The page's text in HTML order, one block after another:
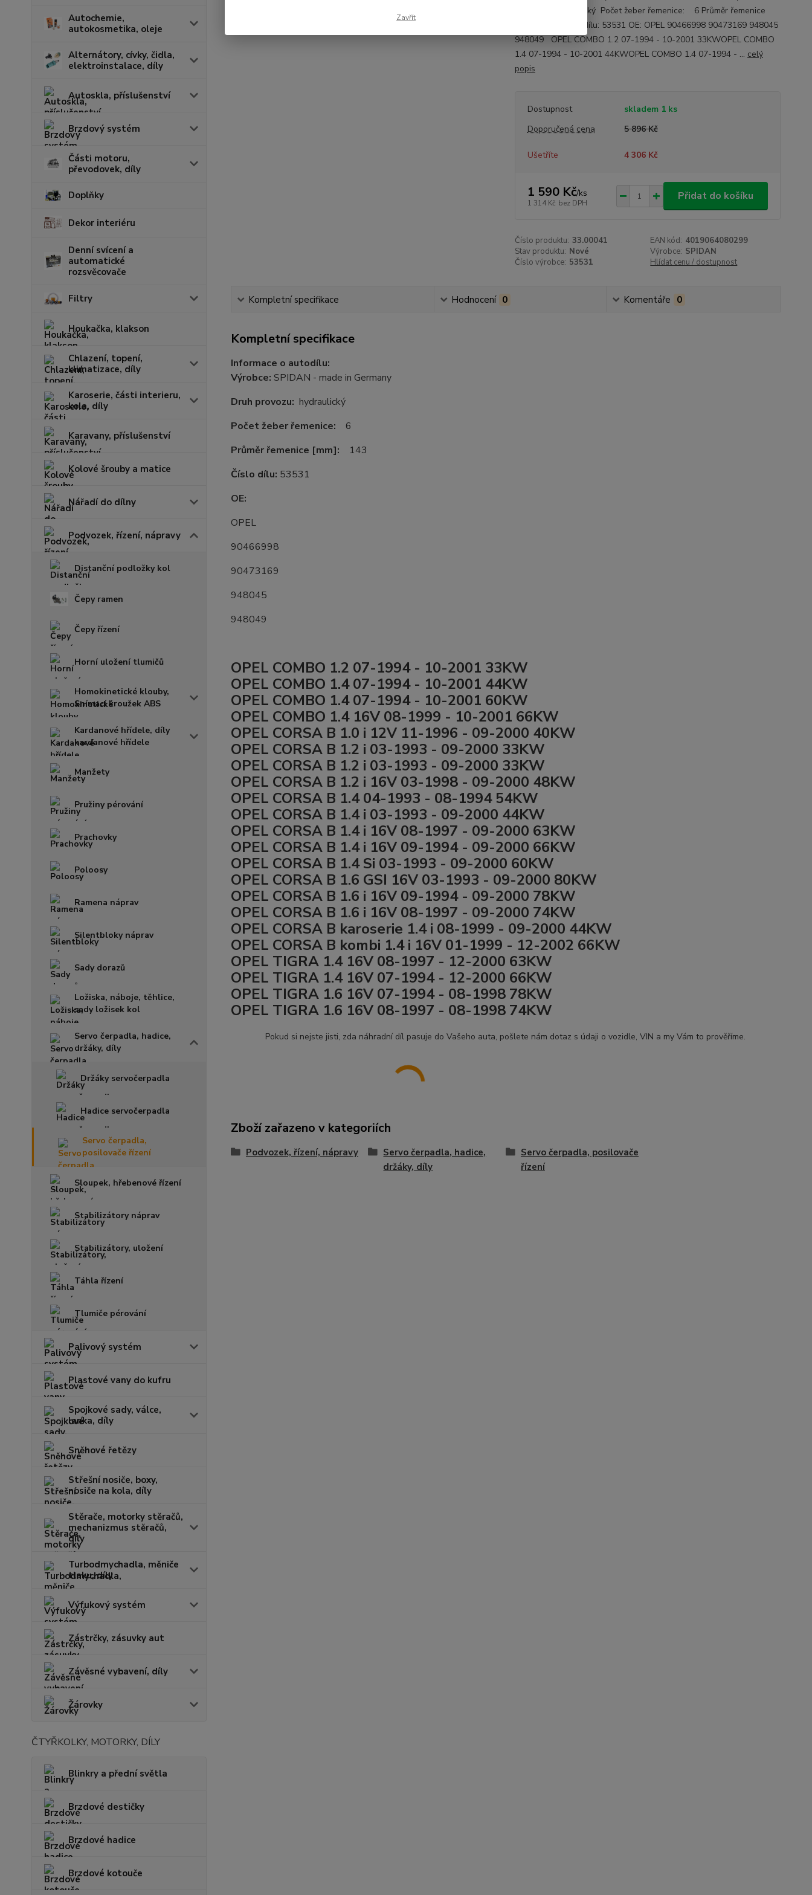
Autochemie,
autokosmetika, oleje
Alternátory, cívky, čidla,
elektroinstalace, díly
Autoskla, příslušenství
Brzdový systém
Části motoru,
převodovek, díly
Doplňky
Dekor interiéru
Denní svícení a
automatické
rozsvěcovače
Filtry
Houkačka, klakson
Chlazení, topení,
klimatizace, díly
Karoserie, části interieru,
kola, díly
Karavany, příslušenství
Kolové šrouby a matice
Nářadí do dílny
Podvozek, řízení, nápravy
Distanční podložky kol
Čepy ramen
Čepy řízení
Horní uložení tlumičů
Homokinetické klouby,
Snímací kroužek ABS
Kardanové hřídele, díly
kardanové hřídele
Manžety
Pružiny pérování
Prachovky
Poloosy
Ramena náprav
Silentbloky náprav
Sady dorazů
Ložiska, náboje, těhlice,
sady ložisek kol
Servo čerpadla, hadice,
držáky, díly
Držáky servočerpadla
Hadice servočerpadla
Servo čerpadla,
posilovače řízení
Sloupek, hřebenové řízení
Stabilizátory náprav
Stabilizátory, uložení
Táhla řízení
Tlumiče pérování
Palivový systém
Plastové vany do kufru
Spojkové sady, válce,
lanka, díly
Sněhové řetězy
Střešní nosiče, boxy,
nosiče na kola, díly
Stěrače, motorky stěračů,
mechanizmus stěračů,
díly
Turbodmychadla, měniče
tlaku, díly
Výfukový systém
Zástrčky, zásuvky aut
Závěsné vybavení, díly
Žárovky
ČTYŘKOLKY, MOTORKY, DÍLY
Blinkry a přední světla
Brzdové destičky
Brzdové hadice
Brzdové kotouče
provozu: hydraulický Počet žeber řemenice: 6 Průměr řemenice
[mm]: 143 Číslo dílu: 53531 OE: OPEL 90466998 90473169 948045
948049 OPEL COMBO 1.2 07-1994 - 10-2001 33KWOPEL COMBO
1.4 07-1994 - 10-2001 44KWOPEL COMBO 1.4 07-1994 - ... celý
popis
Dostupnost
skladem 1 ks
Doporučená cena
5 896 Kč
Ušetříte 4 306 Kč
1 590 Kč/ks
1 314 Kč bez DPH
Přidat do košíku
Číslo produktu: 33.00041 EAN kód: 4019064080299
Stav produktu: Nové Výrobce: SPIDAN
Číslo výrobce: 53531 Hlídat cenu / dostupnost
Kompletní specifikace Hodnocení 0 Komentáře 0
Kompletní specifikace
Informace o autodílu:
Výrobce: SPIDAN - made in Germany
Druh provozu: hydraulický
Počet žeber řemenice: 6
Průměr řemenice [mm]: 143
Číslo dílu: 53531
OE:
OPEL
90466998
90473169
948045
948049
OPEL COMBO 1.2 07-1994 - 10-2001 33KW
OPEL COMBO 1.4 07-1994 - 10-2001 44KW
OPEL COMBO 1.4 07-1994 - 10-2001 60KW
OPEL COMBO 1.4 16V 08-1999 - 10-2001 66KW
OPEL CORSA B 1.0 i 12V 11-1996 - 09-2000 40KW
OPEL CORSA B 1.2 i 03-1993 - 09-2000 33KW
OPEL CORSA B 1.2 i 03-1993 - 09-2000 33KW
OPEL CORSA B 1.2 i 16V 03-1998 - 09-2000 48KW
OPEL CORSA B 1.4 04-1993 - 08-1994 54KW
OPEL CORSA B 1.4 i 03-1993 - 09-2000 44KW
OPEL CORSA B 1.4 i 16V 08-1997 - 09-2000 63KW
OPEL CORSA B 1.4 i 16V 09-1994 - 09-2000 66KW
OPEL CORSA B 1.4 Si 03-1993 - 09-2000 60KW
OPEL CORSA B 1.6 GSI 16V 03-1993 - 09-2000 80KW
OPEL CORSA B 1.6 i 16V 09-1994 - 09-2000 78KW
OPEL CORSA B 1.6 i 16V 08-1997 - 09-2000 74KW
OPEL CORSA B karoserie 1.4 i 08-1999 - 09-2000 44KW
OPEL CORSA B kombi 1.4 i 16V 01-1999 - 12-2002 66KW
OPEL TIGRA 1.4 16V 08-1997 - 12-2000 63KW
OPEL TIGRA 1.4 16V 07-1994 - 12-2000 66KW
OPEL TIGRA 1.6 16V 07-1994 - 08-1998 78KW
OPEL TIGRA 1.6 16V 08-1997 - 08-1998 74KW
Pokud si nejste jisti, zda náhradní díl pasuje do Vašeho auta, pošlete nám dotaz s údaji o vozidle, VIN a my Vám to prověříme.
Zboží zařazeno v kategoriích
Podvozek, řízení, nápravy
Servo čerpadla, hadice,
držáky, díly
Servo čerpadla, posilovače
řízení
Zavřít